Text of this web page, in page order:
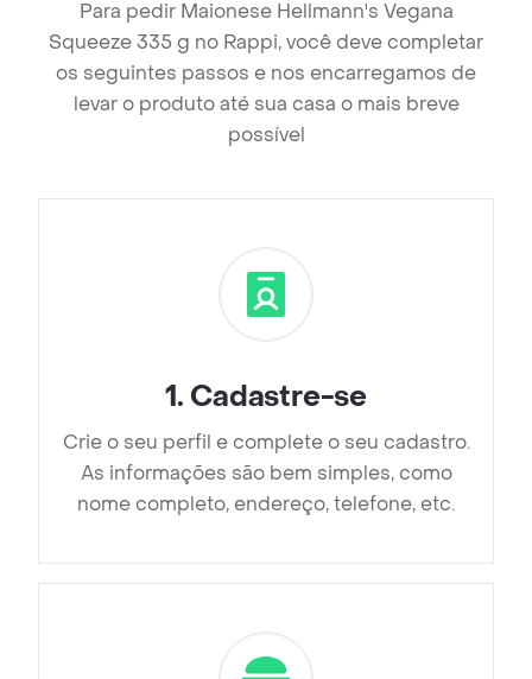
Para pedir Maionese Hellmann's Vegana
Squeeze 335 g no Rappi, você deve completar
os seguintes passos e nos encarregamos de
levar o produto até sua casa o mais breve
possível
1. Cadastre-se
Crie o seu perfil e complete o seu cadastro.
As informações são bem simples, como
nome completo, endereço, telefone, etc.